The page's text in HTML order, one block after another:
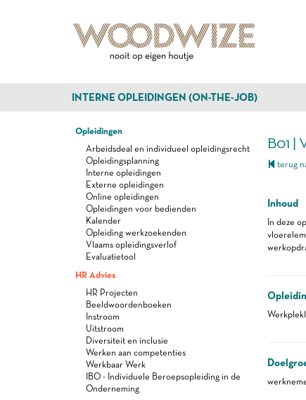
INTERNE OPLEIDINGEN (ON-THE-JOB)
Opleidingen
Arbeidsdeal en individueel opleidingsrecht
Opleidingsplanning
Interne opleidingen
Externe opleidingen
Online opleidingen
Opleidingen voor bedienden
Kalender
Opleiding werkzoekenden
Vlaams opleidingsverlof
Evaluatietool
HR Advies
HR Projecten
Beeldwoordenboeken
Instroom
Uitstroom
Diversiteit en inclusie
Werken aan competenties
Werkbaar Werk
IBO - Individuele Beroepsopleiding in de
Onderneming
B01 |
terug
Inhoud
In deze